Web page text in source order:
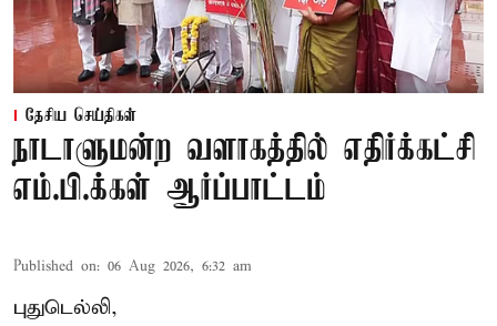
தேசிய செய்திகள்
நாடாளுமன்ற வளாகத்தில் எதிர்க்கட்சி
எம்.பி.க்கள் ஆர்ப்பாட்டம்
Published on: 06 Aug 2026, 6:32 am
புதுடெல்லி,